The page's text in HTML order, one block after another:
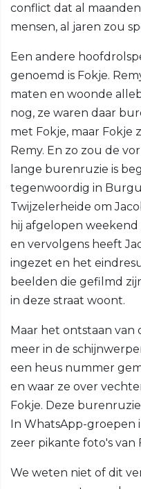
conflict dat al
mensen, al jaren zou
Een andere
genoemd is Fokje.
maten en woonde
nog, ze waren daar
met Fokje, maar Fokje
Remy. En zo zou de
lange burenruzie is
tegenwoordig in
Twijzelerheide om
hij afgelopen
en vervolgens heeft
ingezet en het
beelden die gefilmd
in deze straat woont.
Maar het ontstaan
meer in de
een heus nummer
en waar ze over
Fokje. Deze
In WhatsApp-
zeer pikante foto's van
We weten niet of dit